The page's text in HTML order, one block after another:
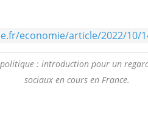
: introduction pour un
sociaux en cours en France.